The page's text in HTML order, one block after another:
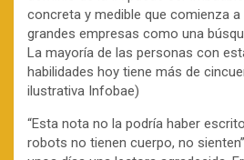
concreta y medible que comienza a
grandes empresas como una
La mayoría de las personas con
habilidades hoy tiene más de
ilustrativa Infobae)
“Esta nota no la podría haber
robots no tienen cuerpo, no